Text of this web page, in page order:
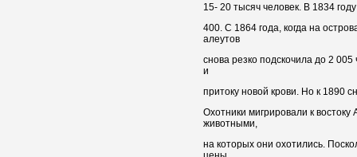
15- 20 тысяч человек. В 1834
400. С 1864 года, когда на
алеутов
снова резко подскочила до 2
и
притоку новой крови. Но к 1890
Охотники мигрировали к востоку
животными,
на которых они охотились.